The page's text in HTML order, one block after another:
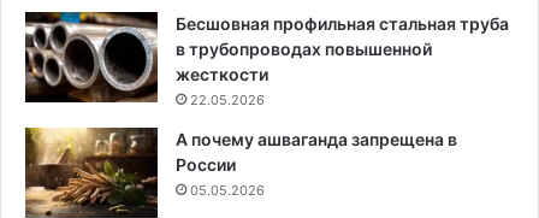
Бесшовная профильная стальная труба
в трубопроводах повышенной
жесткости
22.05.2026
А почему ашваганда запрещена в
России
05.05.2026